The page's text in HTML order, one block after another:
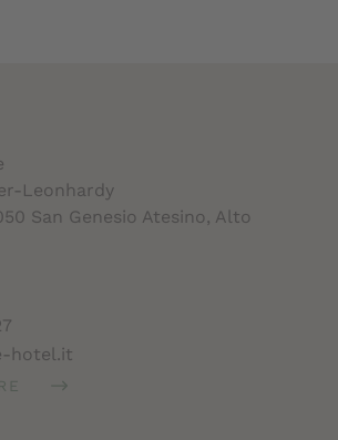
Leonhardy
San Genesio Atesino, Alto
hotel.it